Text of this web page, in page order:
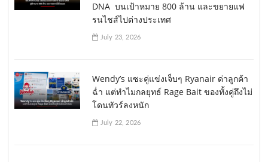
DNA บนเป้าหมาย 800 ล้าน และขยายแฟ
รนไชส์ไปต่างประเทศ
July 23, 2026
Wendy’s แซะคู่แข่งเจ็บๆ Ryanair ด่าลูกค้า
ฉ่ำ แต่ทำไมกลยุทธ์ Rage Bait ของทั้งคู่ถึงไม่
โดนทัวร์ลงหนัก
July 22, 2026